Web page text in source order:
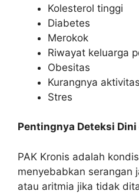
Kolesterol tinggi
Diabetes
Merokok
Riwayat keluarga
Obesitas
Kurangnya
Stres
Pentingnya Deteksi
PAK Kronis adalah
menyebabkan serangan
atau aritmia jika tidak